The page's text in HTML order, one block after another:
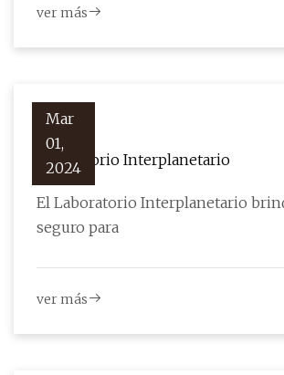
ver más
Mar
01,
2024
Laboratorio Interplanetario
El Laboratorio Interplanetario
seguro para
ver más